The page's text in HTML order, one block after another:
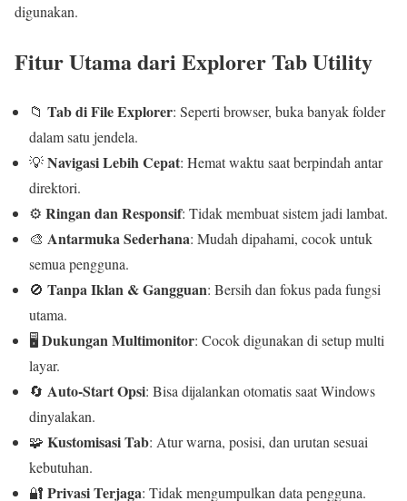
digunakan.
Fitur Utama dari Explorer Tab Utility
📁 Tab di File Explorer: Seperti browser, buka banyak folder
dalam satu jendela.
💡Navigasi Lebih Cepat: Hemat waktu saat berpindah antar
direktori.
⚙️ Ringan dan Responsif: Tidak membuat sistem jadi lambat.
🎨 Antarmuka Sederhana: Mudah dipahami, cocok untuk
semua pengguna.
🚫 Tanpa Iklan & Gangguan: Bersih dan fokus pada fungsi
utama.
🖥️Dukungan Multimonitor: Cocok digunakan di setup multi
layar.
🔄 Auto-Start Opsi: Bisa dijalankan otomatis saat Windows
dinyalakan.
🧩 Kustomisasi Tab: Atur warna, posisi, dan urutan sesuai
kebutuhan.
🔐 Privasi Terjaga: Tidak mengumpulkan data pengguna.